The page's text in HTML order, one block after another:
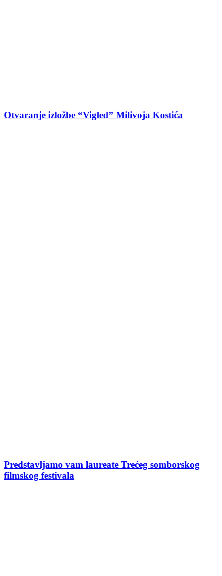
Otvaranje izložbe “Vigled” Milivoja Kostića
Predstavljamo vam laureate Trećeg somborskog
filmskog festivala